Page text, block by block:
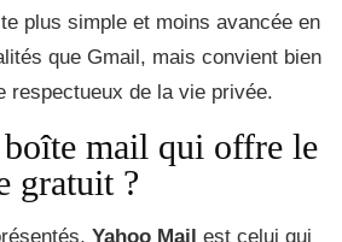
plus simple et moins avancée en
que Gmail, mais convient bien
respectueux de la vie privée.
mail qui offre le
gratuit ?
Yahoo Mail est celui qui